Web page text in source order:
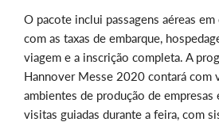
O pacote inclui passagens aéreas
com as taxas de embarque,
viagem e a inscrição completa. A
Hannover Messe 2020 contará com
ambientes de produção de empresas
visitas guiadas durante a feira, com